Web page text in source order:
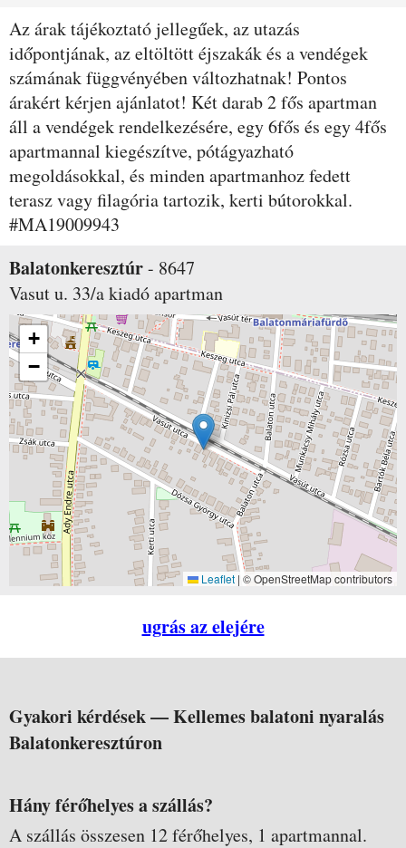
Az árak tájékoztató jellegűek, az utazás
időpontjának, az eltöltött éjszakák és a vendégek
számának függvényében változhatnak! Pontos
árakért kérjen ajánlatot! Két darab 2 fős apartman
áll a vendégek rendelkezésére, egy 6fős és egy 4fős
apartmannal kiegészítve, pótágyazható
megoldásokkal, és minden apartmanhoz fedett
terasz vagy filagória tartozik, kerti bútorokkal.
#MA19009943
Balatonkeresztúr- 8647
Vasut u. 33/akiadó apartman
+
−
Leaflet | © OpenStreetMap contributors
ugrás az elejére
Gyakori kérdések —Kellemes balatoni nyaralás
Balatonkeresztúron
Hány férőhelyes a szállás?
A szállás összesen 12 férőhelyes, 1 apartmannal.